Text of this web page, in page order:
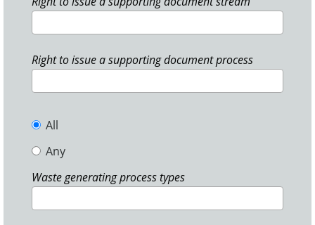
Right to issue a supporting document process
All
Any
Waste generating process types